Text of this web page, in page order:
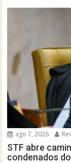
ago 7, 2026
STF abre
condenados